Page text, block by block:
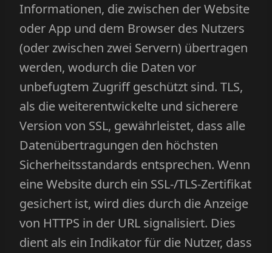
Informationen, die zwischen der Website
oder App und dem Browser des Nutzers
(oder zwischen zwei Servern) übertragen
werden, wodurch die Daten vor
unbefugtem Zugriff geschützt sind. TLS,
als die weiterentwickelte und sicherere
Version von SSL, gewährleistet, dass alle
Datenübertragungen den höchsten
Sicherheitsstandards entsprechen. Wenn
eine Website durch ein SSL-/TLS-Zertifikat
gesichert ist, wird dies durch die Anzeige
von HTTPS in der URL signalisiert. Dies
dient als ein Indikator für die Nutzer, dass